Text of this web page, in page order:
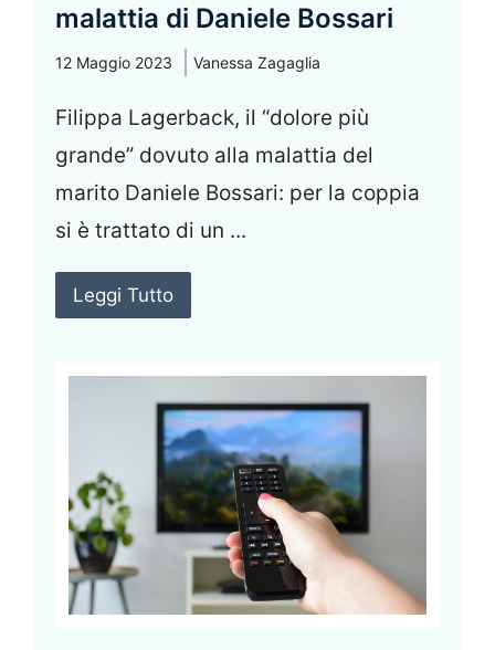
malattia di Daniele Bossari
12 Maggio 2023 Vanessa Zagaglia
Filippa Lagerback, il “dolore più
grande” dovuto alla malattia del
marito Daniele Bossari: per la coppia
si è trattato di un ...
Leggi Tutto